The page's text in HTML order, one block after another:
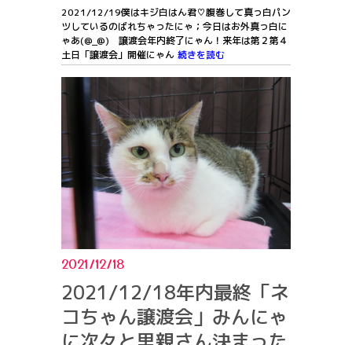
2021/12/19僕はキジ白はん君♡腹巻して真っ白パン
ツしているのばれちゃったにゃ；今日はお外真っ白に
ゃあ(@_@) 譲渡会年内終了にゃん！来年は第２第４
土日「譲渡会」開催にゃん 続きを読む
2021/12/18
2021/12/18年内最終「ネ
コちゃん譲渡会」みんにゃ